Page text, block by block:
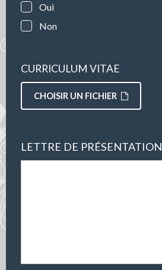
Oui
Non
CURRICULUM VITAE
CHOISIR UN FICHIER
LETTRE DE PRÉSENTATION